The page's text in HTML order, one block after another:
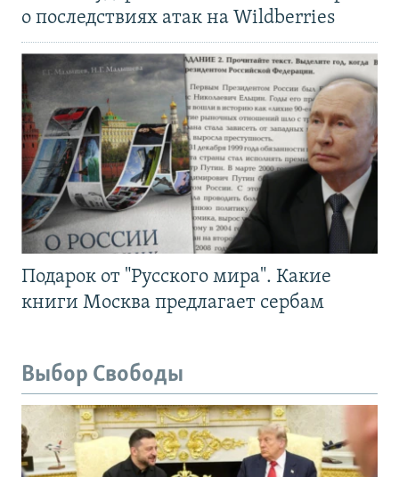
о последствиях атак на Wildberries
Подарок от "Русского мира". Какие
книги Москва предлагает сербам
Выбор Свободы